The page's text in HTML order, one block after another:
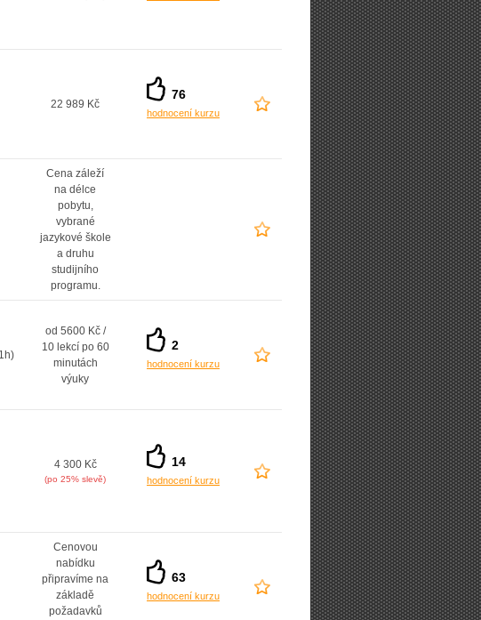
22 989 Kč
76
hodnocení kurzu
Cena záleží
na délce
pobytu,
vybrané
jazykové škole
a druhu
studijního
programu.
od 5600 Kč /
10 lekcí po 60
minutách
výuky
2
hodnocení kurzu
4 300 Kč
(po 25% slevě)
14
hodnocení kurzu
Cenovou
nabídku
připravíme na
základě
požadavků
63
hodnocení kurzu